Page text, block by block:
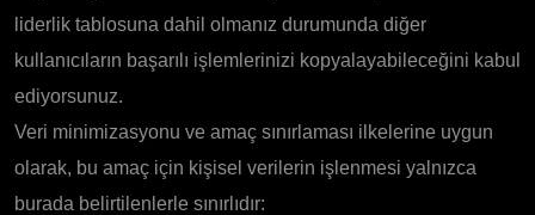
liderlik tablosuna dahil olmanız durumunda diğer
kullanıcıların başarılı işlemlerinizi kopyalayabileceğini kabul
ediyorsunuz.
Veri minimizasyonu ve amaç sınırlaması ilkelerine uygun
olarak, bu amaç için kişisel verilerin işlenmesi yalnızca
burada belirtilenlerle sınırlıdır: